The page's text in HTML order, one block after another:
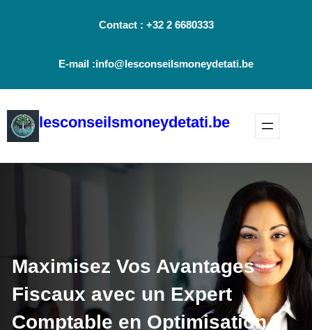
Contact : +32 2 6680333
E-mail :info@lesconseilsmoneydetati.be
lesconseilsmoneydetati.be
Maximisez Vos Avantages
Fiscaux avec un Expert
Comptable en Optimisation